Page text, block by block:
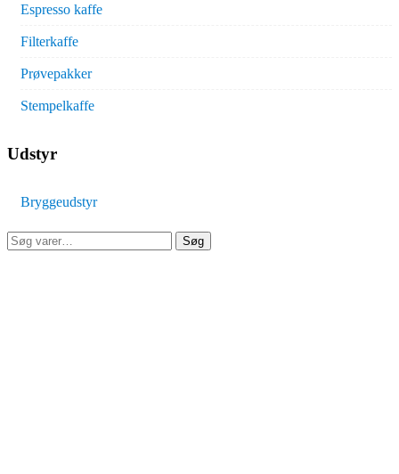
Espresso kaffe
Filterkaffe
Prøvepakker
Stempelkaffe
Udstyr
Bryggeudstyr
Søg
efter:
Søg